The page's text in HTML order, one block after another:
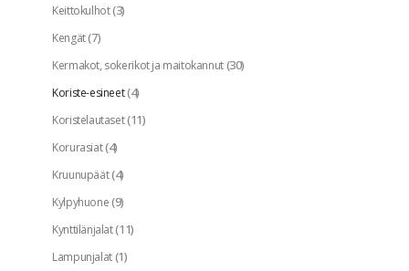
Keittokulhot(3)
Kengät(7)
Kermakot, sokerikot ja maitokannut(30)
Koriste-esineet(4)
Koristelautaset(11)
Korurasiat(4)
Kruunupäät(4)
Kylpyhuone(9)
Kynttilänjalat(11)
Lampunjalat(1)